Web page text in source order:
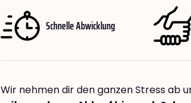
Schnelle Abwicklung
Wir nehmen dir den ganzen Stress ab